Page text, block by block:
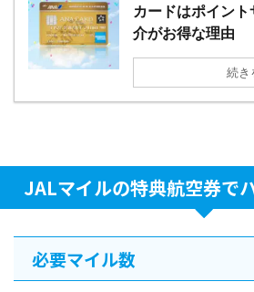
カードはポイン
介がお得な理由
続き
JALマイルの特典航空券で
必要マイル数